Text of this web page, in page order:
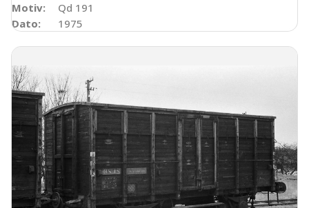
Motiv:
Qd 191
Dato:
1975